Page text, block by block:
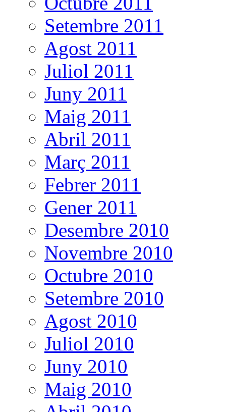
Setembre 2011
Agost 2011
Juliol 2011
Juny 2011
Maig 2011
Abril 2011
Març 2011
Febrer 2011
Gener 2011
Desembre 2010
Novembre 2010
Octubre 2010
Setembre 2010
Agost 2010
Juliol 2010
Juny 2010
Maig 2010